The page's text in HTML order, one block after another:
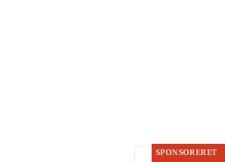
SPONSORERET